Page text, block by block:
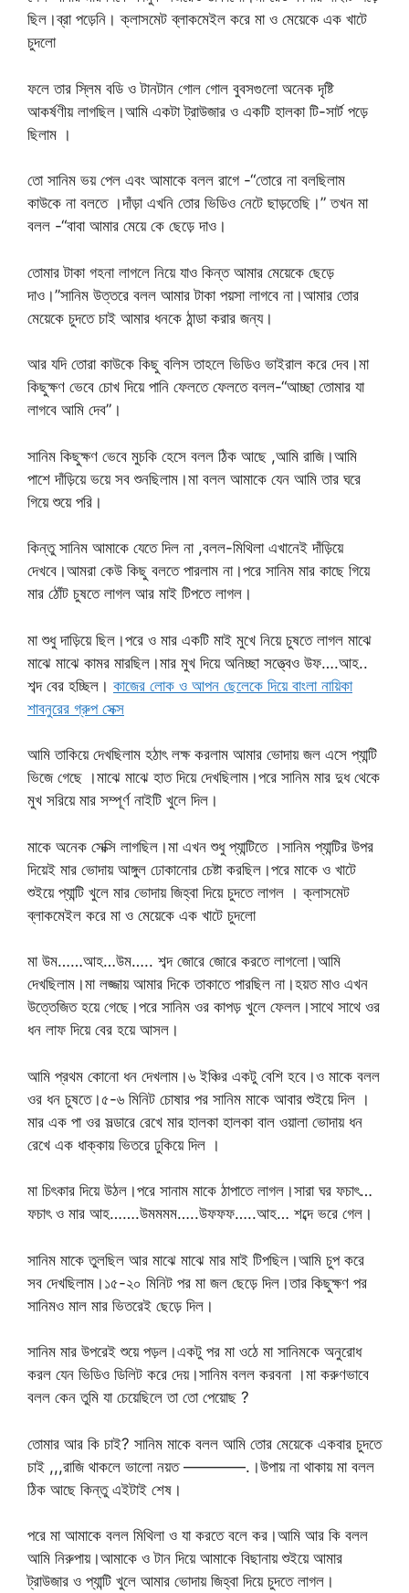
ছিল।ব্রা পড়েনি। ক্লাসমেট ব্লাকমেইল করে মা ও মেয়েকে এক খাটে
চুদলো
ফলে তার স্লিম বডি ও টানটান গোল গোল বুবসগুলো অনেক দৃষ্টি
আকর্ষণীয় লাগছিল।আমি একটা ট্রাউজার ও একটি হালকা টি-সার্ট পড়ে
ছিলাম ।
তো সানিম ভয় পেল এবং আমাকে বলল রাগে -“তোরে না বলছিলাম
কাউকে না বলতে ।দাঁড়া এখনি তোর ভিডিও নেটে ছাড়তেছি।” তখন মা
বলল -“বাবা আমার মেয়ে কে ছেড়ে দাও।
তোমার টাকা গহনা লাগলে নিয়ে যাও কিন্ত আমার মেয়েকে ছেড়ে
দাও।”সানিম উত্তরে বলল আমার টাকা পয়সা লাগবে না।আমার তোর
মেয়েকে চুদতে চাই আমার ধনকে ঠান্ডা করার জন্য।
আর যদি তোরা কাউকে কিছু বলিস তাহলে ভিডিও ভাইরাল করে দেব।মা
কিছুক্ষণ ভেবে চোখ দিয়ে পানি ফেলতে ফেলতে বলল-“আচ্ছা তোমার যা
লাগবে আমি দেব”।
সানিম কিছুক্ষণ ভেবে মুচকি হেসে বলল ঠিক আছে ,আমি রাজি।আমি
পাশে দাঁড়িয়ে ভয়ে সব শুনছিলাম।মা বলল আমাকে যেন আমি তার ঘরে
গিয়ে শুয়ে পরি।
কিন্তু সানিম আমাকে যেতে দিল না ,বলল-মিথিলা এখানেই দাঁড়িয়ে
দেখবে।আমরা কেউ কিছু বলতে পারলাম না।পরে সানিম মার কাছে গিয়ে
মার ঠোঁট চুষতে লাগল আর মাই টিপতে লাগল।
মা শুধু দাড়িয়ে ছিল।পরে ও মার একটি মাই মুখে নিয়ে চুষতে লাগল মাঝে
মাঝে মাঝে কামর মারছিল।মার মুখ দিয়ে অনিচ্ছা সত্ত্বেও উফ….আহ..
শব্দ বের হচ্ছিল। কাজের লোক ও আপন ছেলেকে দিয়ে বাংলা নায়িকা
শাবনুরের গ্রুপ সেক্স
আমি তাকিয়ে দেখছিলাম হঠাৎ লক্ষ করলাম আমার ভোদায় জল এসে প্যান্টি
ভিজে গেছে ।মাঝে মাঝে হাত দিয়ে দেখছিলাম।পরে সানিম মার দুধ থেকে
মুখ সরিয়ে মার সম্পূর্ণ নাইটি খুলে দিল।
মাকে অনেক সেক্সি লাগছিল।মা এখন শুধু প্যান্টিতে ।সানিম প্যান্টির উপর
দিয়েই মার ভোদায় আঙ্গুল ঢোকানোর চেষ্টা করছিল।পরে মাকে ও খাটে
শুইয়ে প্যান্টি খুলে মার ভোদায় জিহ্বা দিয়ে চুদতে লাগল । ক্লাসমেট
ব্লাকমেইল করে মা ও মেয়েকে এক খাটে চুদলো
মা উম……আহ…উম….. শব্দ জোরে জোরে করতে লাগলো।আমি
দেখছিলাম।মা লজ্জায় আমার দিকে তাকাতে পারছিল না।হয়ত মাও এখন
উত্তেজিত হয়ে গেছে।পরে সানিম ওর কাপড় খুলে ফেলল।সাথে সাথে ওর
ধন লাফ দিয়ে বের হয়ে আসল।
আমি প্রথম কোনো ধন দেখলাম।৬ ইঞ্চির একটু বেশি হবে।ও মাকে বলল
ওর ধন চুষতে।৫-৬ মিনিট চোষার পর সানিম মাকে আবার শুইয়ে দিল ।
মার এক পা ওর সল্ডারে রেখে মার হালকা হালকা বাল ওয়ালা ভোদায় ধন
রেখে এক ধাক্কায় ভিতরে ঢুকিয়ে দিল ।
মা চিৎকার দিয়ে উঠল।পরে সানাম মাকে ঠাপাতে লাগল।সারা ঘর ফচাৎ…
ফচাৎ ও মার আহ…….উমমমম…..উফফফ…..আহ… শব্দে ভরে গেল।
সানিম মাকে তুলছিল আর মাঝে মাঝে মার মাই টিপছিল।আমি চুপ করে
সব দেখছিলাম।১৫-২০ মিনিট পর মা জল ছেড়ে দিল।তার কিছুক্ষণ পর
সানিমও মাল মার ভিতরেই ছেড়ে দিল।
সানিম মার উপরেই শুয়ে পড়ল।একটু পর মা ওঠে মা সানিমকে অনুরোধ
করল যেন ভিডিও ডিলিট করে দেয়।সানিম বলল করবনা ।মা করুণভাবে
বলল কেন তুমি যা চেয়েছিলে তা তো পেয়োছ ?
তোমার আর কি চাই? সানিম মাকে বলল আমি তোর মেয়েকে একবার চুদতে
চাই ,,,রাজি থাকলে ভালো নয়ত ————.।উপায় না থাকায় মা বলল
ঠিক আছে কিন্তু এইটাই শেষ।
পরে মা আমাকে বলল মিথিলা ও যা করতে বলে কর।আমি আর কি বলল
আমি নিরুপায়।আমাকে ও টান দিয়ে আমাকে বিছানায় শুইয়ে আমার
ট্রাউজার ও প্যান্টি খুলে আমার ভোদায় জিহ্বা দিয়ে চুদতে লাগল।